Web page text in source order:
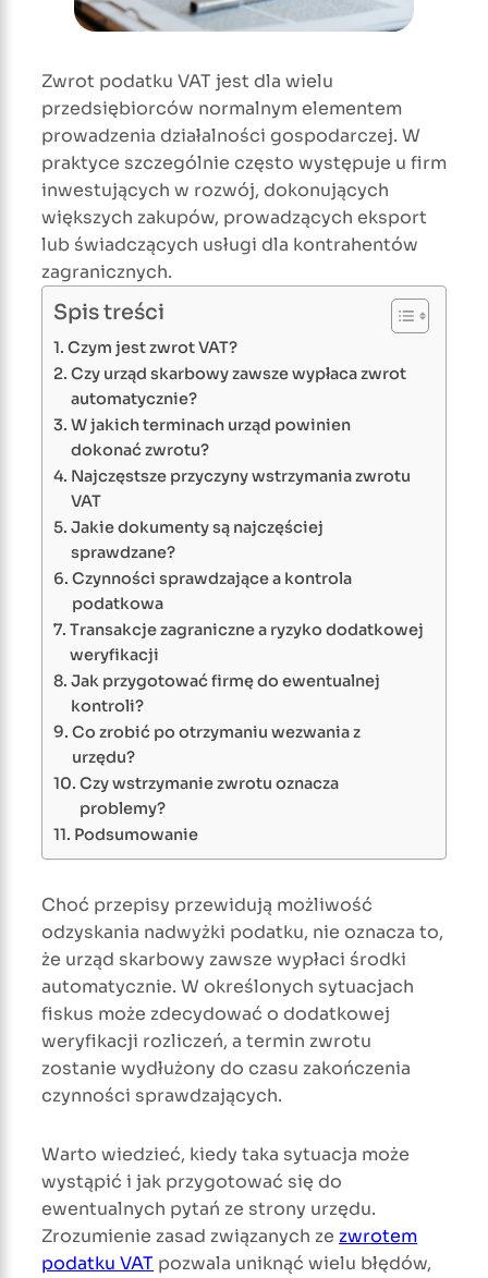
Zwrot podatku VAT jest dla wielu
przedsiębiorców normalnym elementem
prowadzenia działalności gospodarczej. W
praktyce szczególnie często występuje u firm
inwestujących w rozwój, dokonujących
większych zakupów, prowadzących eksport
lub świadczących usługi dla kontrahentów
zagranicznych.
Spis treści
Czym jest zwrot VAT?
Czy urząd skarbowy zawsze wypłaca zwrot
automatycznie?
W jakich terminach urząd powinien
dokonać zwrotu?
Najczęstsze przyczyny wstrzymania zwrotu
VAT
Jakie dokumenty są najczęściej
sprawdzane?
Czynności sprawdzające a kontrola
podatkowa
Transakcje zagraniczne a ryzyko dodatkowej
weryfikacji
Jak przygotować firmę do ewentualnej
kontroli?
Co zrobić po otrzymaniu wezwania z
urzędu?
Czy wstrzymanie zwrotu oznacza
problemy?
Podsumowanie
Choć przepisy przewidują możliwość
odzyskania nadwyżki podatku, nie oznacza to,
że urząd skarbowy zawsze wypłaci środki
automatycznie. W określonych sytuacjach
fiskus może zdecydować o dodatkowej
weryfikacji rozliczeń, a termin zwrotu
zostanie wydłużony do czasu zakończenia
czynności sprawdzających.
Warto wiedzieć, kiedy taka sytuacja może
wystąpić i jak przygotować się do
ewentualnych pytań ze strony urzędu.
Zrozumienie zasad związanych ze zwrotem
podatku VAT pozwala uniknąć wielu błędów,